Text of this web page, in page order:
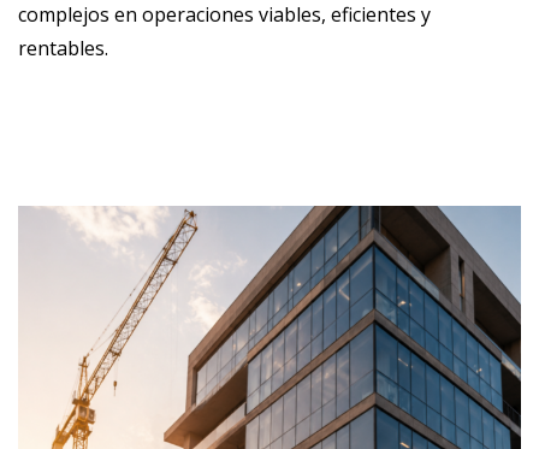
complejos en operaciones viables, eficientes y
rentables.